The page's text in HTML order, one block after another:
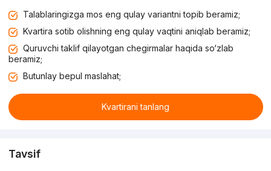
Talablaringizga mos eng qulay variantni topib beramiz;
Kvartira sotib olishning eng qulay vaqtini aniqlab beramiz;
Quruvchi taklif qilayotgan chegirmalar haqida so‘zlab
beramiz;
Butunlay bepul maslahat;
Kvartirani tanlang
Tavsif